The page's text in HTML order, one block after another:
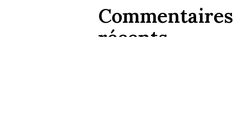
Commentaires
récents